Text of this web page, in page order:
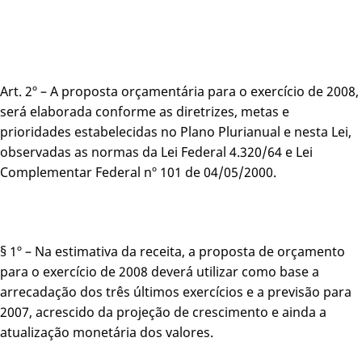
Art. 2º – A proposta orçamentária para o exercício de 2008,
será elaborada conforme as diretrizes, metas e
prioridades estabelecidas no Plano Plurianual e nesta Lei,
observadas as normas da Lei Federal 4.320/64 e Lei
Complementar Federal nº 101 de 04/05/2000.
§ 1º – Na estimativa da receita, a proposta de orçamento
para o exercício de 2008 deverá utilizar como base a
arrecadação dos três últimos exercícios e a previsão para
2007, acrescido da projeção de crescimento e ainda a
atualização monetária dos valores.